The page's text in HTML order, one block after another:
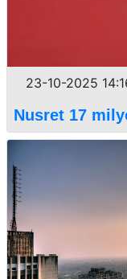
23-10-2025
Nusret 17